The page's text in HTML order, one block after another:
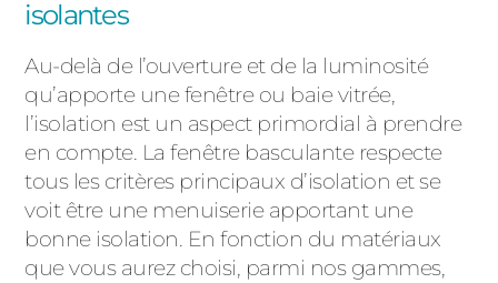
isolantes
Au-delà de l’ouverture et de la luminosité
qu’apporte une fenêtre ou baie vitrée,
l’isolation est un aspect primordial à prendre
en compte. La fenêtre basculante respecte
tous les critères principaux d’isolation et se
voit être une menuiserie apportant une
bonne isolation. En fonction du matériaux
que vous aurez choisi, parmi nos gammes,